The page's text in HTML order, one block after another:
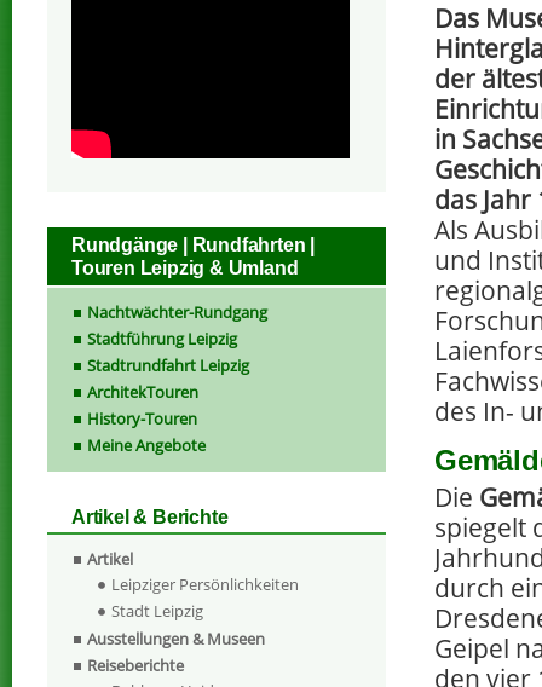
Das
der
in
das
Als
und
des In-
Die
spiegelt
durch
Geipel
den vier
Rundgänge | Rundfahrten |
Touren Leipzig & Umland
Nachtwächter-Rundgang
Stadtführung Leipzig
Stadtrundfahrt Leipzig
ArchitekTouren
History-Touren
Meine Angebote
Artikel & Berichte
Artikel
Leipziger Persönlichkeiten
Stadt Leipzig
Ausstellungen & Museen
Reiseberichte